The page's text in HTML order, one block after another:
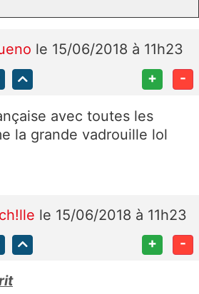
le 15/06/2018 à 11h23
+ -
avec toutes les
la grande vadrouille lol
le 15/06/2018 à 11h23
+ -